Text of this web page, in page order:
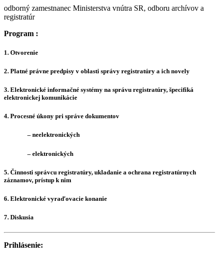
odborný zamestnanec Ministerstva vnútra SR, odboru archívov a
registratúr
Program :
1. Otvorenie
2. Platné právne predpisy v oblasti správy registratúry a ich novely
3. Elektronické informačné systémy na správu registratúry, špecifiká
elektronickej komunikácie
4. Procesné úkony pri správe dokumentov
– neelektronických
– elektronických
5. Činnosti správcu registratúry, ukladanie a ochrana registratúrnych
záznamov, prístup k nim
6. Elektronické vyraďovacie konanie
7. Diskusia
Prihlásenie: